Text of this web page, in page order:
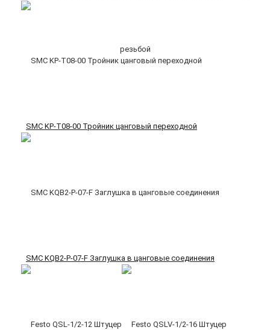
SMC KP-T08-00 Тройник цанговый переходной
SMC KQB2-P-07-F Заглушка в цанговые соединения